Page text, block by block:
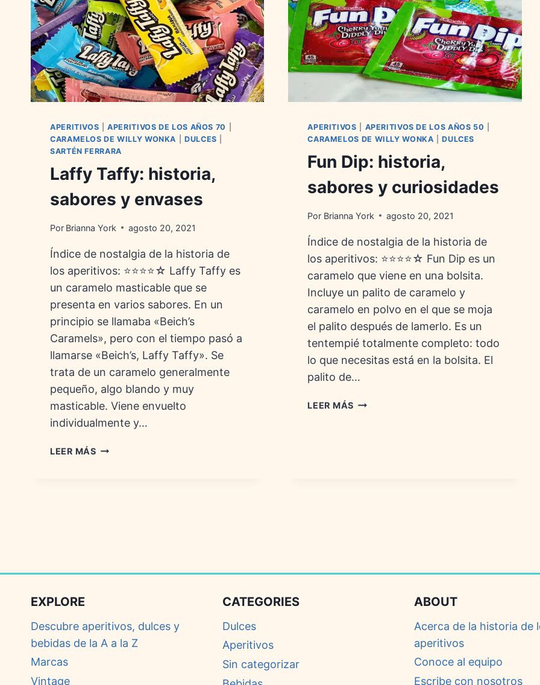
APERITIVOS |APERITIVOS DE LOS AÑOS 70
CARAMELOS DE WILLY WONKA |DULCES
SARTÉN FERRARA
Laffy Taffy: historia,
sabores y envases
Por Brianna York agosto 20, 2021
Índice de nostalgia de la historia de
los aperitivos: ⭐⭐⭐⭐☆ Laffy Taffy es
un caramelo masticable que se
presenta en varios sabores. En un
principio se llamaba «Beich’s
Caramels», pero con el tiempo pasó a
llamarse «Beich’s, Laffy Taffy». Se
trata de un caramelo generalmente
pequeño, algo blando y muy
masticable. Viene envuelto
individualmente y…
LEER MÁSLAFFY
APERITIVOS APERITIVOS DE LOS AÑOS 50
CARAMELOS DE WILLY WONKA |DULCES
Fun Dip: historia,
sabores y curiosidades
Por Brianna York agosto 20, 2021
Índice de nostalgia de la historia de
los aperitivos: ⭐⭐⭐⭐☆ Fun Dip es un
caramelo que viene en una bolsita.
Incluye un palito de caramelo y
caramelo en polvo en el que se moja
el palito después de lamerlo. Es un
tentempié totalmente completo: todo
lo que necesitas está en la bolsita. El
palito de…
LEER MÁS FUN
EXPLORE
Descubre aperitivos, dulces y
bebidas de la A a la Z
Marcas
Vintage
CATEGORIES
Dulces
Aperitivos
Sin categorizar
ABOUT
Acerca de la historia de
aperitivos
Conoce al equipo
Escribe con nosotros